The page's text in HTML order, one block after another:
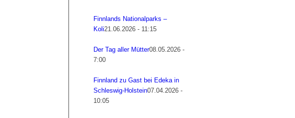
Finnlands Nationalparks –
Koli21.06.2026 - 11:15
Der Tag aller Mütter08.05.2026 -
7:00
Finnland zu Gast bei Edeka in
Schleswig-Holstein07.04.2026 -
10:05